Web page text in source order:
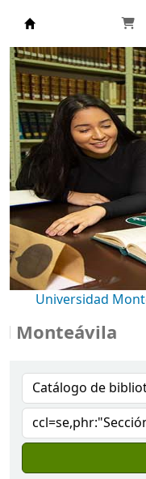
Biblioteca
Universidad